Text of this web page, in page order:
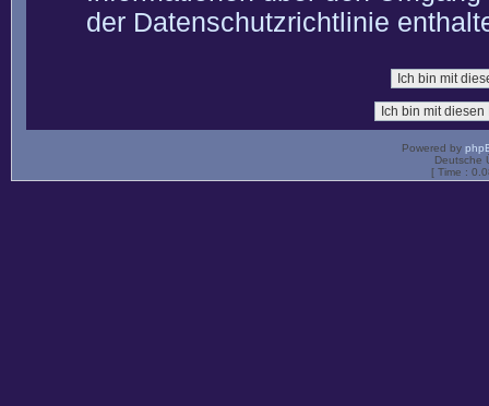
der Datenschutzrichtlinie
Powered by
Deutsche
[ Time :